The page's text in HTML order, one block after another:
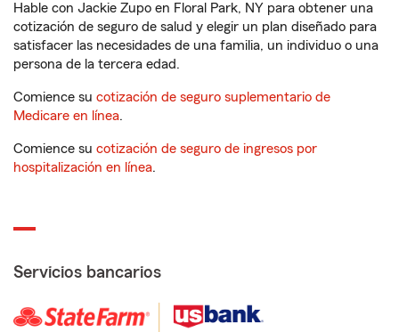
Hable con Jackie Zupo en Floral Park, NY para obtener una
cotización de seguro de salud y elegir un plan diseñado para
satisfacer las necesidades de una familia, un individuo o una
persona de la tercera edad.
Comience su cotización de seguro suplementario de
Medicare en línea.
Comience su cotización de seguro de ingresos por
hospitalización en línea.
Servicios bancarios